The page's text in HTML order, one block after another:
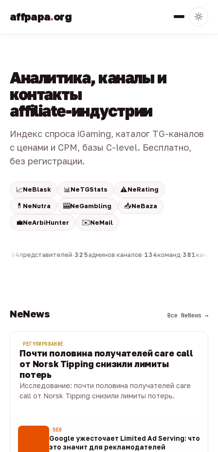
affpapa.org
Аналитика, каналы и
контакты
affiliate-индустрии
Индекс спроса iGaming, каталог TG-каналов
с ценами и CPM, базы C-level. Бесплатно,
без регистрации.
📈NeBlask 📊 NeTGStats ⚠️NeRating
💊 NeNutra 🎰NeGambling 📥NeBaza
💼NeArbiHunter ✉️NeMail
804представителей·325админов каналов·134команд·381
NeNews Все NeNews →
РЕГУЛИРОВАНИЕ
Почти половина получателей care call
от Norsk Tipping снизили лимиты
потерь
Исследование: почти половина получателей care
call от Norsk Tipping снизили лимиты потерь.
SEO
Google ужесточает Limited Ad Serving: что
это значит для рекламодателей